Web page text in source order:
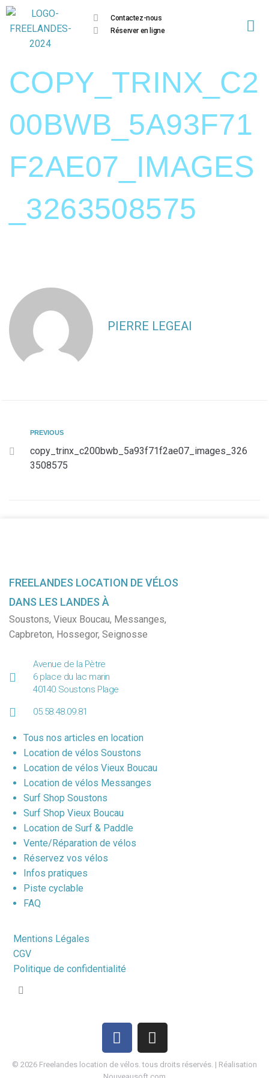
Contactez-nous
Réserver en ligne
COPY_TRINX_C2
00BWB_5A93F71
F2AE07_IMAGES
_3263508575
PIERRE LEGEAI
PREVIOUS
copy_trinx_c200bwb_5a93f71f2ae07_images_326
3508575
FREELANDES LOCATION DE VÉLOS
DANS LES LANDES À
Soustons, Vieux Boucau, Messanges,
Capbreton, Hossegor, Seignosse
Avenue de la Pètre
6 place du lac marin
40140 Soustons Plage
05.58.48.09.81
Tous nos articles en location
Location de vélos Soustons
Location de vélos Vieux Boucau
Location de vélos Messanges
Surf Shop Soustons
Surf Shop Vieux Boucau
Location de Surf & Paddle
Vente/Réparation de vélos
Réservez vos vélos
Infos pratiques
Piste cyclable
FAQ
Mentions Légales
CGV
Politique de confidentialité
© 2026 Freelandes location de vélos. tous droits réservés. | Réalisation